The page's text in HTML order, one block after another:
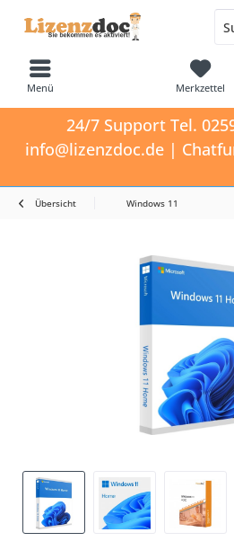
Merkzettel
Menü
24/7 Support Tel.
info@lizenzdoc.de |
Übersicht Windows 11